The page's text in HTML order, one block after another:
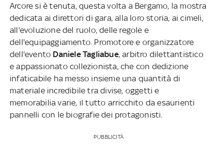
Arcore si è tenuta, questa volta a Bergamo, la mostra
dedicata ai direttori di gara, alla loro storia, ai cimeli,
all'evoluzione del ruolo, delle regole e
dell'equipaggiamento. Promotore e organizzatore
dell'evento Daniele Tagliabue, arbitro dilettantistico
e appassionato collezionista, che con dedizione
infaticabile ha messo insieme una quantità di
materiale incredibile tra divise, oggetti e
memorabilia varie, il tutto arricchito da esaurienti
pannelli con le biografie dei protagonisti.
PUBBLICITÀ